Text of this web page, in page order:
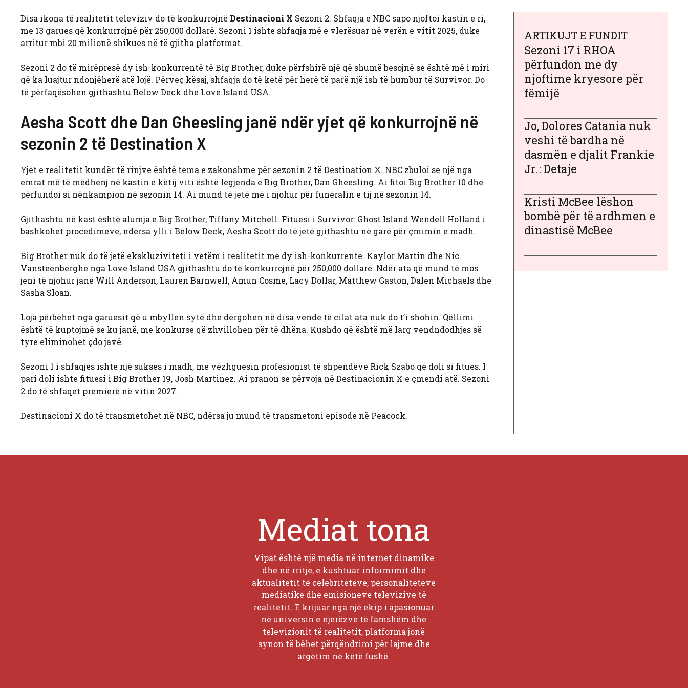
Disa ikona të realitetit televiziv do të konkurrojnë Destinacioni X Sezoni 2. Shfaqja e NBC sapo njoftoi kastin e ri,
me 13 garues që konkurrojnë për 250,000 dollarë. Sezoni 1 ishte shfaqja më e vlerësuar në verën e vitit 2025, duke
arritur mbi 20 milionë shikues në të gjitha platformat.
Sezoni 2 do të mirëpresë dy ish-konkurrentë të Big Brother, duke përfshirë një që shumë besojnë se është më i miri
që ka luajtur ndonjëherë atë lojë. Përveç kësaj, shfaqja do të ketë për herë të parë një ish të humbur të Survivor. Do
të përfaqësohen gjithashtu Below Deck dhe Love Island USA.
Aesha Scott dhe Dan Gheesling janë ndër yjet që konkurrojnë në
sezonin 2 të Destination X
Yjet e realitetit kundër të rinjve është tema e zakonshme për sezonin 2 të Destination X. NBC zbuloi se një nga
emrat më të mëdhenj në kastin e këtij viti është legjenda e Big Brother, Dan Gheesling. Ai fitoi Big Brother 10 dhe
përfundoi si nënkampion në sezonin 14. Ai mund të jetë më i njohur për funeralin e tij në sezonin 14.
Gjithashtu në kast është alumja e Big Brother, Tiffany Mitchell. Fituesi i Survivor: Ghost Island Wendell Holland i
bashkohet procedimeve, ndërsa ylli i Below Deck, Aesha Scott do të jetë gjithashtu në garë për çmimin e madh.
Big Brother nuk do të jetë ekskluziviteti i vetëm i realitetit me dy ish-konkurrente. Kaylor Martin dhe Nic
Vansteenberghe nga Love Island USA gjithashtu do të konkurrojnë për 250,000 dollarë. Ndër ata që mund të mos
jeni të njohur janë Will Anderson, Lauren Barnwell, Amun Cosme, Lacy Dollar, Matthew Gaston, Dalen Michaels dhe
Sasha Sloan.
Loja përbëhet nga garuesit që u mbyllen sytë dhe dërgohen në disa vende të cilat ata nuk do t’i shohin. Qëllimi
është të kuptojmë se ku janë, me konkurse që zhvillohen për të dhëna. Kushdo që është më larg vendndodhjes së
tyre eliminohet çdo javë.
Sezoni 1 i shfaqjes ishte një sukses i madh, me vëzhguesin profesionist të shpendëve Rick Szabo që doli si fitues. I
pari doli ishte fituesi i Big Brother 19, Josh Martinez. Ai pranon se përvoja në Destinacionin X e çmendi atë. Sezoni
2 do të shfaqet premierë në vitin 2027.
Destinacioni X do të transmetohet në NBC, ndërsa ju mund të transmetoni episode në Peacock.
ARTIKUJT E FUNDIT
Sezoni 17 i RHOA
përfundon me dy
njoftime kryesore për
fëmijë
Jo, Dolores Catania nuk
veshi të bardha në
dasmën e djalit Frankie
Jr.: Detaje
Kristi McBee lëshon
bombë për të ardhmen e
dinastisë McBee
Mediat tona
Vipat është një media në internet dinamike
dhe në rritje, e kushtuar informimit dhe
aktualitetit të celebriteteve, personaliteteve
mediatike dhe emisioneve televizive të
realitetit. E krijuar nga një ekip i apasionuar
në universin e njerëzve të famshëm dhe
televizionit të realitetit, platforma jonë
synon të bëhet përqëndrimi për lajme dhe
argëtim në këtë fushë.